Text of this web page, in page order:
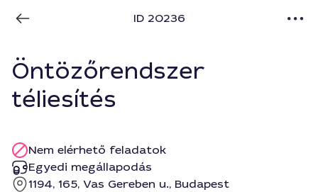
ID 20236
Öntözőrendszer
téliesítés
Nem elérhető feladatok
Egyedi megállapodás
1194, 165, Vas Gereben u., Budapest